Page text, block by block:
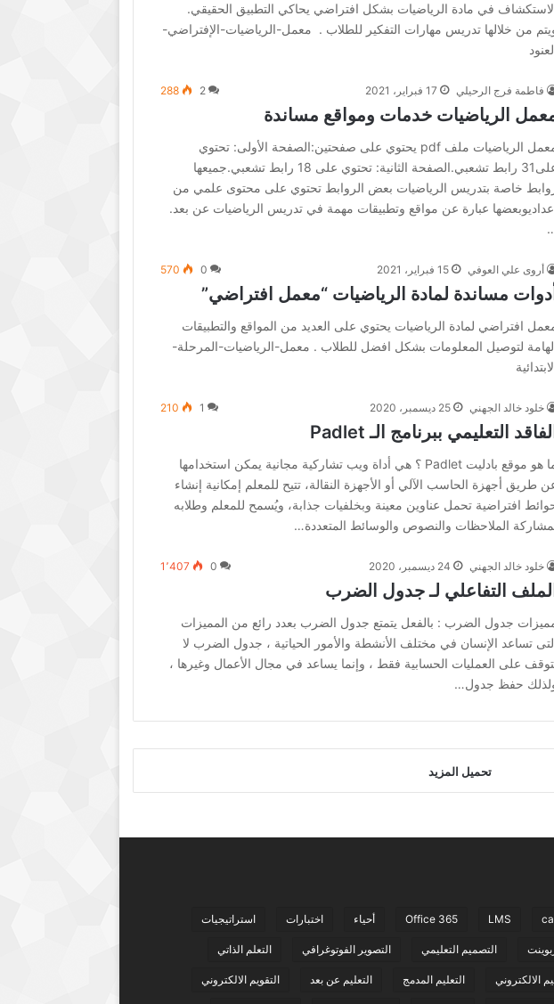
في مادة الرياضيات بشكل افتراضي يحاكي التطبيق الحقيقي.
من خلالها تدريس مهارات التفكير للطلاب . معمل-الرياضيات-الإفتراضي-
فاطمة فرج الرحيلي 17 فبراير، 2021 2
288
الرياضيات خدمات ومواقع مساندة
معمل الرياضيات ملف pdf يحتوي على صفحتين:الصفحة الأولى: تحتوي
على31 رابط تشعبي.الصفحة الثانية: تحتوي على 18 رابط تشعبي.جميعها
خاصة بتدريس الرياضيات بعض الروابط تحتوي على محتوى علمي من
عبارة عن مواقع وتطبيقات مهمة في تدريس الرياضيات عن بعد.
أروى علي العوفي 15 فبراير، 2021 0
570
أدوات مساندة لمادة الرياضيات “معمل افتراضي”
افتراضي لمادة الرياضيات يحتوي على العديد من المواقع والتطبيقات
لتوصيل المعلومات بشكل افضل للطلاب . معمل-الرياضيات-المرحلة-
خلود خالد الجهني 25 ديسمبر، 2020 1
210
الفاقد التعليمي ببرنامج الـ Padlet
ما هو موقع بادليت Padlet ؟ هي أداة ويب تشاركية مجانية يمكن استخدامها
طريق أجهزة الحاسب الآلي أو الأجهزة النقالة، تتيح للمعلم إمكانية إنشاء
افتراضية تحمل عناوين معينة وبخلفيات جذابة، ويُسمح للمعلم وطلابه
الملاحظات والنصوص والوسائط المتعددة…
خلود خالد الجهني 24 ديسمبر، 2020 0 1٬407
الملف التفاعلي لـ جدول الضرب
جدول الضرب : بالفعل يتمتع جدول الضرب بعدد رائع من المميزات
تساعد الإنسان في مختلف الأنشطة والأمور الحياتية ، جدول الضرب لا
على العمليات الحسابية فقط ، وإنما يساعد في مجال الأعمال وغيرها ،
حفظ جدول…
تحميل المزيد
LMS
Office 365 أحياء اختبارات استراتيجيات
التصميم التعليمي التصوير الفوتوغرافي التعلم الذاتي
الالكتروني التعليم المدمج التعليم عن بعد التقويم الالكتروني